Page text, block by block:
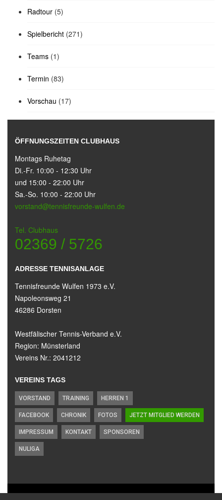
Radtour (5)
Spielbericht (271)
Teams (1)
Termin (83)
Vorschau (17)
ÖFFNUNGSZEITEN CLUBHAUS
Montags Ruhetag
Di.-Fr. 10:00 - 12:30 Uhr
und 15:00 - 22:00 Uhr
Sa.-So. 10:00 - 22:00 Uhr
vorstand@tennisfreunde-wulfen.de
Tel. Clubhaus
02369 / 5726
ADRESSE TENNISANLAGE
Tennisfreunde Wulfen 1973 e.V.
Napoleonsweg 21
46286 Dorsten
Westfälischer Tennis-Verband e.V.
Region: Münsterland
Vereins Nr.: 2041212
VEREINS TAGS
VORSTAND TRAINING HERREN 1
FACEBOOK CHRONIK FOTOS JETZT MITGLIED WERDEN
IMPRESSUM KONTAKT SPONSOREN
NULIGA